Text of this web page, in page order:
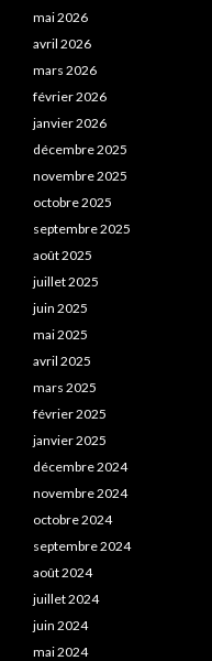
mai 2026
avril 2026
mars 2026
février 2026
janvier 2026
décembre 2025
novembre 2025
octobre 2025
septembre 2025
août 2025
juillet 2025
juin 2025
mai 2025
avril 2025
mars 2025
février 2025
janvier 2025
décembre 2024
novembre 2024
octobre 2024
septembre 2024
août 2024
juillet 2024
juin 2024
mai 2024